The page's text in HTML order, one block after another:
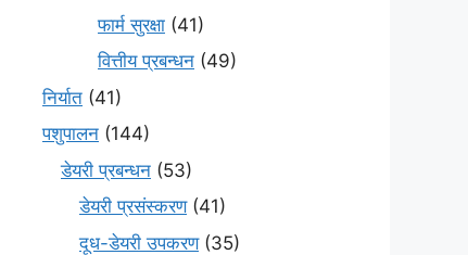
फार्म सुरक्षा (41)
वित्तीय प्रबन्धन (49)
निर्यात (41)
पशुपालन (144)
डेयरी प्रबन्धन (53)
डेयरी प्रसंस्करण(41)
दूध-डेयरी उपकरण(35)